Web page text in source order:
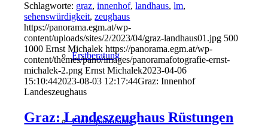
Erstberatung
Einzelpanorama
Schlagworte: graz,innenhof,landhaus,lm,
sehenswürdigkeit,zeughaus
https://panorama.egm.at/wp-
content/uploads/sites/2/2023/04/graz-landhaus01.jpg 500
1000 Ernst Michalek https://panorama.egm.at/wp-
content/themes/pano/images/panoramafotografie-ernst-
michalek-2.png Ernst Michalek2023-04-06
15:10:442023-08-03 12:17:44Graz: Innenhof
Landeszeughaus
Graz: Landeszeughaus Rüstungen